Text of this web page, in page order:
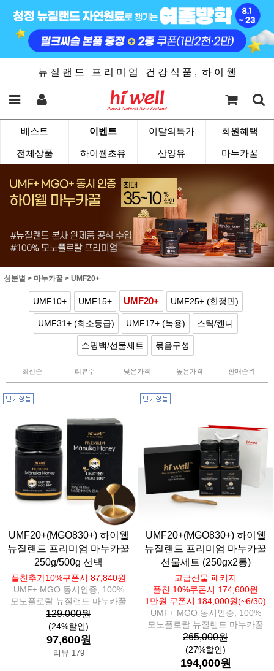
뉴 질 랜 드 프 리 미 엄 건 강 식 품 , 하 이 웰
베스트 이벤트 이달의특가 회원혜택
전체상품 하이웰초유 산양유 마누카꿀
성분별 > 마누카꿀 > UMF20+
UMF10+ UMF15+ UMF20+ UMF25+ (한정판)
UMF31+ (희소등급) UMF17+ (녹용) 스틱/캔디
쇼핑백/선물세트 묶음구성
최신순 리뷰수 낮은가격 높은가격 판매순위
UMF20+(MGO830+) 하이웰
뉴질랜드 프리미엄 마누카꿀
250g/500g 선택
플친추가10%쿠폰시 87,840원
UMF+ MGO 동시인증, 100%
모노플로랄 뉴질랜드 마누카꿀
129,000원
(24%할인)
97,600원
리뷰 179
UMF20+(MGO830+) 하이웰
뉴질랜드 프리미엄 마누카꿀
선물세트 (250gx2통)
고급선물 패키지
플친 10%쿠폰시 174,600원
1만원 쿠폰시 184,000원(~6/30)
UMF+ MGO 동시인증, 100%
모노플로랄 뉴질랜드 마누카꿀
265,000원
(27%할인)
194,000원